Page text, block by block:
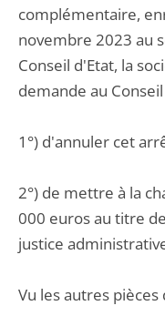
complémentaire,
novembre 2023 au
Conseil d'Etat, la
demande au
1°) d'annuler cet
2°) de mettre à la
000 euros au titre
justice
Vu les autres pièces